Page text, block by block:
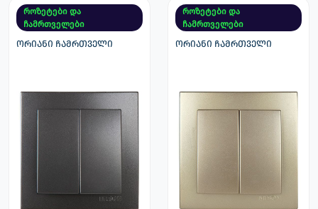
როზეტები და
ჩამრთველები
ორიანი ჩამრთველი
როზეტები და
ჩამრთველები
ორიანი ჩამრთველი